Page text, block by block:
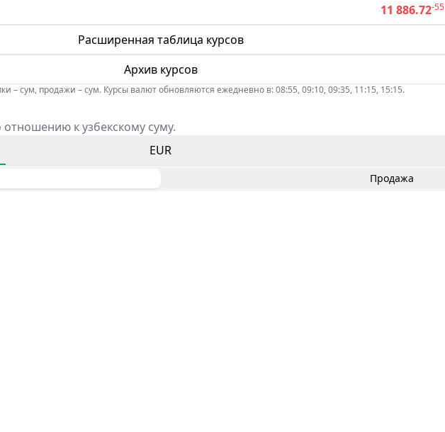
11 886.72-55
Расширенная таблица курсов
Архив курсов
– сум, продажи – сум. Курсы валют обновляются ежедневно в: 08:55, 09:10, 09:35, 11:15, 15:15.
к узбекскому суму.
EUR
Продажа